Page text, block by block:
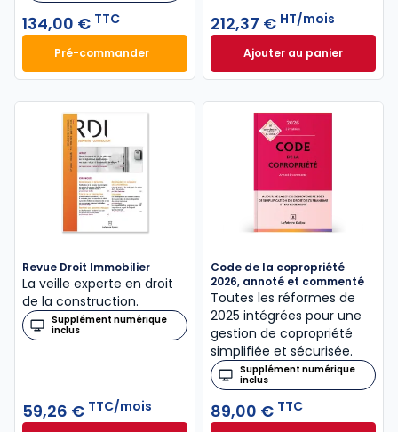
134,00 € TTC
Pré-commanderMémento Vente immobilière 2027 à 134,00 € TTC
212,37 € HT/mois
Ajouter au panier
ELnet Gestion
Revue Droit Immobilier
La veille experte en droit
de la construction.
Supplément numérique
inclus
59,26 € TTC/mois
Code de la copropriété
2026, annoté et commenté
Toutes les réformes de
2025 intégrées pour une
gestion de copropriété
simplifiée et sécurisée.
Supplément numérique
inclus
89,00 € TTC